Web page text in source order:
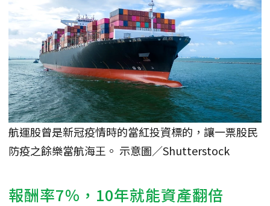
航運股曾是新冠疫情時的當紅投資標的，讓一票股民
防疫之餘樂當航海王。 示意圖／Shutterstock
報酬率7％，10年就能資產翻倍